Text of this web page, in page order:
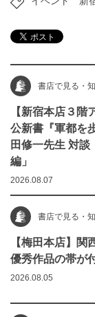
書店で見る・
【新宿本店３
公新書『軍都を
田修一先生 対談
編」
2026.08.07
書店で見る・
【梅田本店】
優秀作品の帯が
2026.08.05